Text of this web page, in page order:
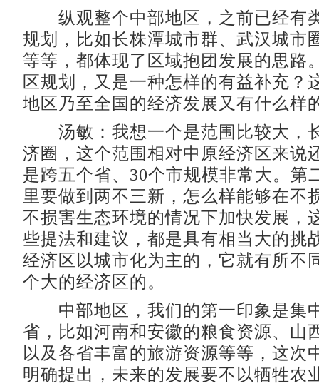
纵观整个中部地区，之前已经有
规划，比如长株潭城市群、武汉城市
等等，都体现了区域抱团发展的思路
区规划，又是一种怎样的有益补充？
地区乃至全国的经济发展又有什么样
汤敏：我想一个是范围比较大，
济圈，这个范围相对中原经济区来说
是跨五个省、30个市规模非常大。第
里要做到两不三新，怎么样能够在不
不损害生态环境的情况下加快发展，
些提法和建议，都是具有相当大的挑
经济区以城市化为主的，它就有所不
个大的经济区的。
中部地区，我们的第一印象是集
省，比如河南和安徽的粮食资源、山
以及各省丰富的旅游资源等等，这次
明确提出，未来的发展要不以牺牲农